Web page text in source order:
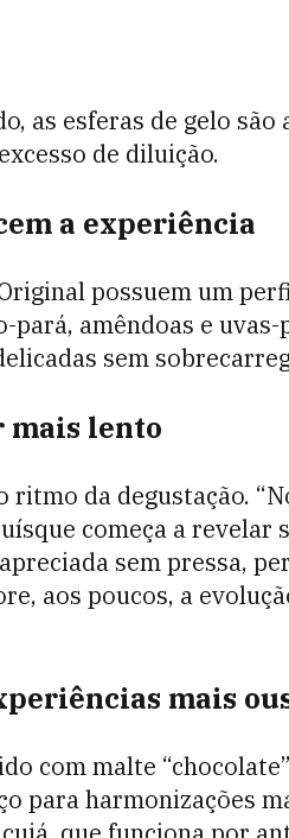
as esferas de gelo
de diluição.
a experiência
possuem um
amêndoas e uvas-
sem
mais lento
ritmo da degustação.
começa a revelar
sem pressa,
aos poucos, a
mais
com malte
para harmonizações